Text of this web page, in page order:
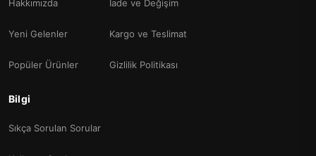
Hakkımızda
Yeni Gelenler
Popüler Ürünler
İade ve Değişim
Kargo ve Teslimat
Gizlilik Politikası
Bilgi
Sıkça Sorulan Sorular